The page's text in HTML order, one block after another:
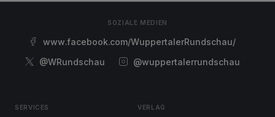
SOZIALE MEDIEN
www.facebook.com/WuppertalerRundschau/
@WRundschau
@wuppertalerrundschau
SERVICES VERLAG